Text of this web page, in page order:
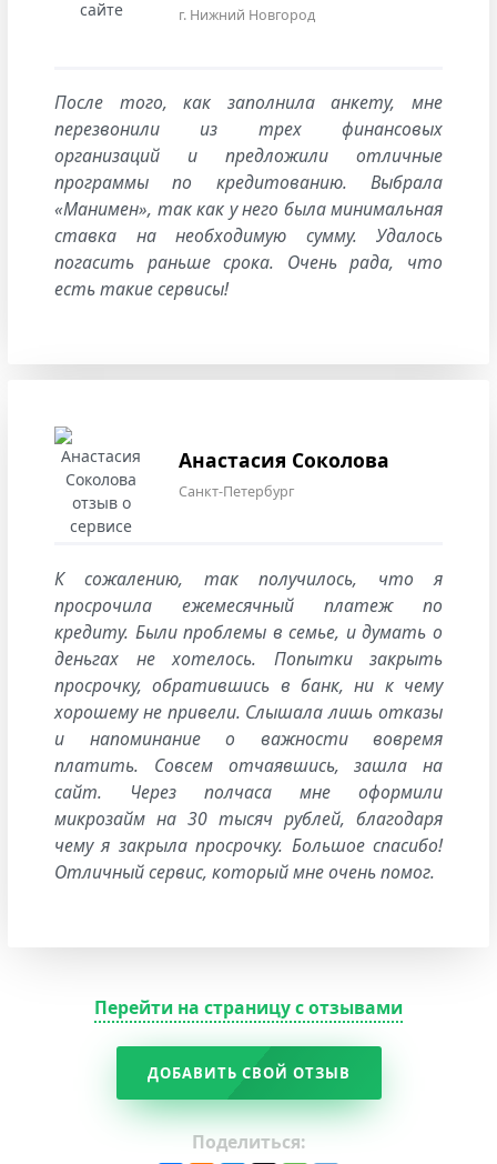
г. Нижний Новгород
После того, как заполнила анкету, мне
перезвонили из трех финансовых
организаций и предложили отличные
программы по кредитованию. Выбрала
«Манимен», так как у него была минимальная
ставка на необходимую сумму. Удалось
погасить раньше срока. Очень рада, что
есть такие сервисы!
Анастасия Соколова
Санкт-Петербург
К сожалению, так получилось, что я
просрочила ежемесячный платеж по
кредиту. Были проблемы в семье, и думать о
деньгах не хотелось. Попытки закрыть
просрочку, обратившись в банк, ни к чему
хорошему не привели. Слышала лишь отказы
и напоминание о важности вовремя
платить. Совсем отчаявшись, зашла на
сайт. Через полчаса мне оформили
микрозайм на 30 тысяч рублей, благодаря
чему я закрыла просрочку. Большое спасибо!
Отличный сервис, который мне очень помог.
Перейти на страницу с отзывами
ДОБАВИТЬ СВОЙ ОТЗЫВ
Поделиться: